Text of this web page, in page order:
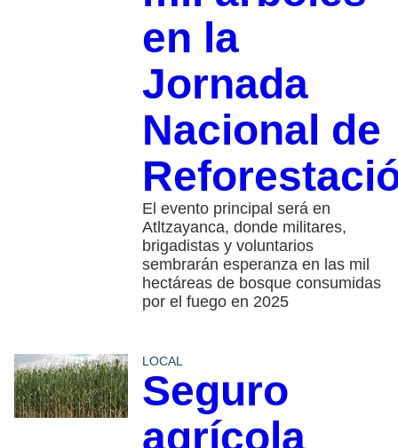
en la
Jornada
Nacional de
El evento principal será en
Atltzayanca, donde militares,
brigadistas y voluntarios
sembrarán esperanza en las mil
hectáreas de bosque consumidas
por el fuego en 2025
LOCAL
Seguro
agrícola